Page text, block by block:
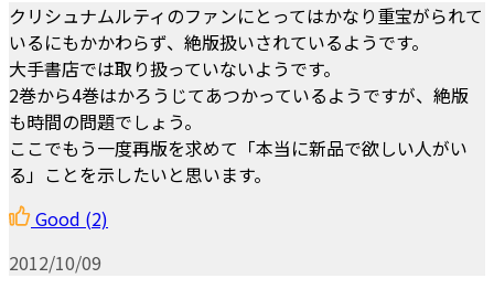
クリシュナムルティのファンにとってはかなり重宝がられて
いるにもかかわらず、絶版扱いされているようです。
大手書店では取り扱っていないようです。
2巻から4巻はかろうじてあつかっているようですが、絶版
も時間の問題でしょう。
ここでもう一度再版を求めて「本当に新品で欲しい人がい
る」ことを示したいと思います。
Good (2)
2012/10/09